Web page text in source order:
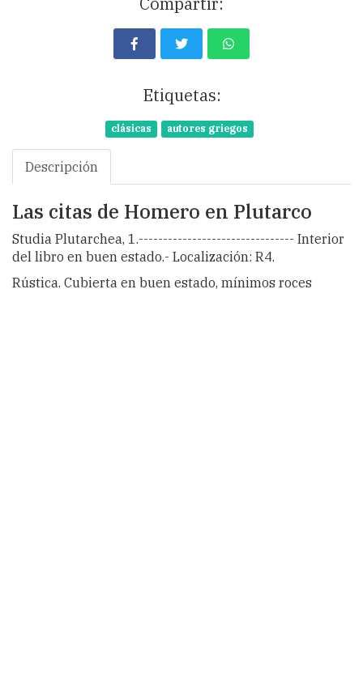
Etiquetas:
clásicas autores griegos
Descripción
Las citas de Homero en Plutarco
Studia Plutarchea, 1.-------------------------------- Interior
del libro en buen estado.- Localización: R4.
Rústica. Cubierta en buen estado, mínimos roces